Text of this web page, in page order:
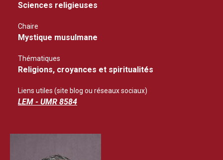
Sciences religieuses
Chaire
Mystique musulmane
Thématiques
Religions, croyances et spiritualités
Liens utiles (site blog ou réseaux sociaux)
LEM - UMR 8584